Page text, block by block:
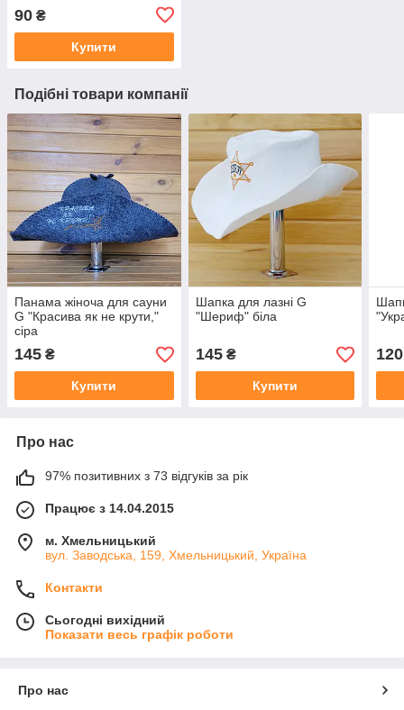
90 ₴
Купити
Подібні товари компанії
Панама жіноча для сауни
G "Красива як не крути,"
сіра
145 ₴
Купити
Шапка для лазні G
"Шериф" біла
145₴
Купити
120
Про нас
97% позитивних з 73 відгуків за рік
Працює з 14.04.2015
м. Хмельницький
вул. Заводська, 159, Хмельницький, Україна
Контакти
Сьогодні вихідний
Показати весь графік роботи
Про нас